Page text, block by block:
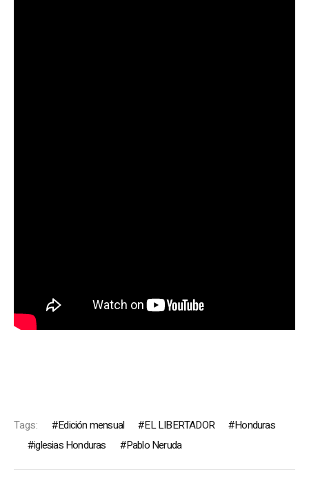
Tags: Edición mensual EL LIBERTADOR
Honduras
iglesias Honduras
Pablo Neruda